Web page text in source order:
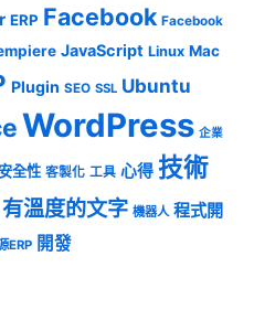
ERP Facebook Facebook
JavaScript Linux Mac
Plugin SEO SSL Ubuntu
WordPress 企業
安全性 客製化 工具 心得 技術
有溫度的文字 機器人 程式開
ERP 開發